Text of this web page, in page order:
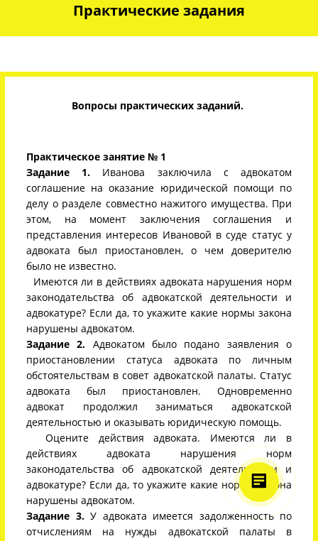
Практические задания
Вопросы практических заданий.
Практическое занятие № 1
Задание 1. Иванова заключила с адвокатом
соглашение на оказание юридической помощи по
делу о разделе совместно нажитого имущества. При
этом, на момент заключения соглашения и
представления интересов Ивановой в суде статус у
адвоката был приостановлен, о чем доверителю
было не известно.
Имеются ли в действиях адвоката нарушения норм
законодательства об адвокатской деятельности и
адвокатуре? Если да, то укажите какие нормы закона
нарушены адвокатом.
Задание 2. Адвокатом было подано заявления о
приостановлении статуса адвоката по личным
обстоятельствам в совет адвокатской палаты. Статус
адвоката был приостановлен. Одновременно
адвокат продолжил заниматься адвокатской
деятельностью и оказывать юридическую помощь.
Оцените действия адвоката. Имеются ли в
действиях адвоката нарушения норм
законодательства об адвокатской деятельности и
адвокатуре? Если да, то укажите какие нормы закона
нарушены адвокатом.
Задание 3.У адвоката имеется задолженность по
отчислениям на нужды адвокатской палаты в